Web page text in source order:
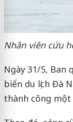
Nhân viên cứu
Ngày 31/5, Ban
biển du lịch Đà
thành công một